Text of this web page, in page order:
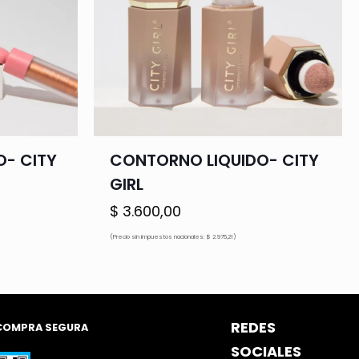
CITY
CONTORNO LIQUIDO- CITY
GIRL
$ 3.600,00
(Precio sin impuestos nacionales: $ 2.975,21)
SEGURA
REDES
SOCIALES